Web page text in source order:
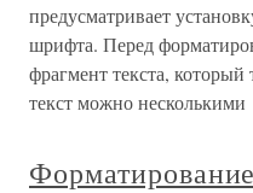
предусматривает
шрифта. Перед
фрагмент текста,
текст можно несколькими